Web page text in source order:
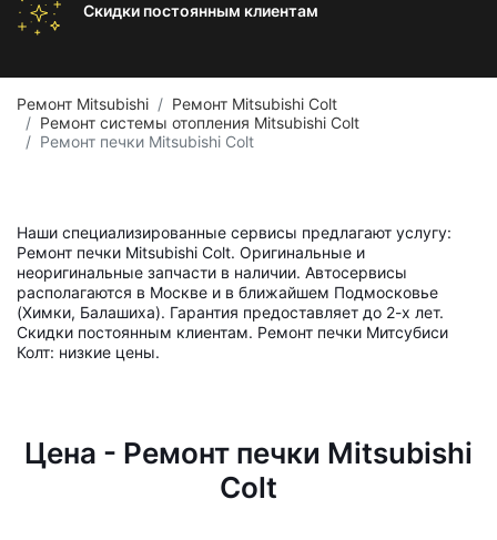
Скидки постоянным клиентам
Ремонт Mitsubishi
Ремонт Mitsubishi Colt
Ремонт системы отопления Mitsubishi Colt
Ремонт печки Mitsubishi Colt
Наши специализированные сервисы предлагают услугу:
Ремонт печки Mitsubishi Colt. Оригинальные и
неоригинальные запчасти в наличии. Автосервисы
располагаются в Москве и в ближайшем Подмосковье
(Химки, Балашиха). Гарантия предоставляет до 2-х лет.
Скидки постоянным клиентам. Ремонт печки Митсубиси
Колт: низкие цены.
Цена - Ремонт печки Mitsubishi
Colt